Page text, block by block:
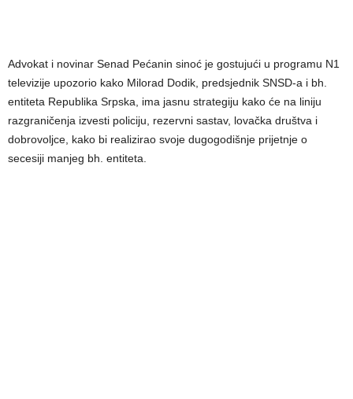
Advokat i novinar Senad Pećanin sinoć je gostujući u programu N1
televizije upozorio kako Milorad Dodik, predsjednik SNSD-a i bh.
entiteta Republika Srpska, ima jasnu strategiju kako će na liniju
razgraničenja izvesti policiju, rezervni sastav, lovačka društva i
dobrovoljce, kako bi realizirao svoje dugogodišnje prijetnje o
secesiji manjeg bh. entiteta.